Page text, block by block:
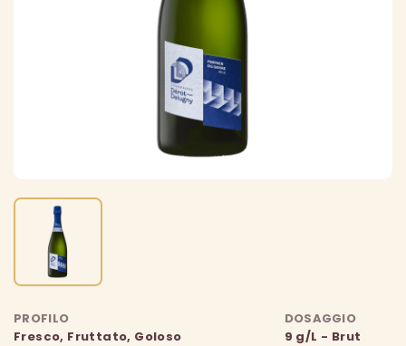
PROFILO
Fresco, Fruttato, Goloso
DOSAGGIO
9 g/L - Brut